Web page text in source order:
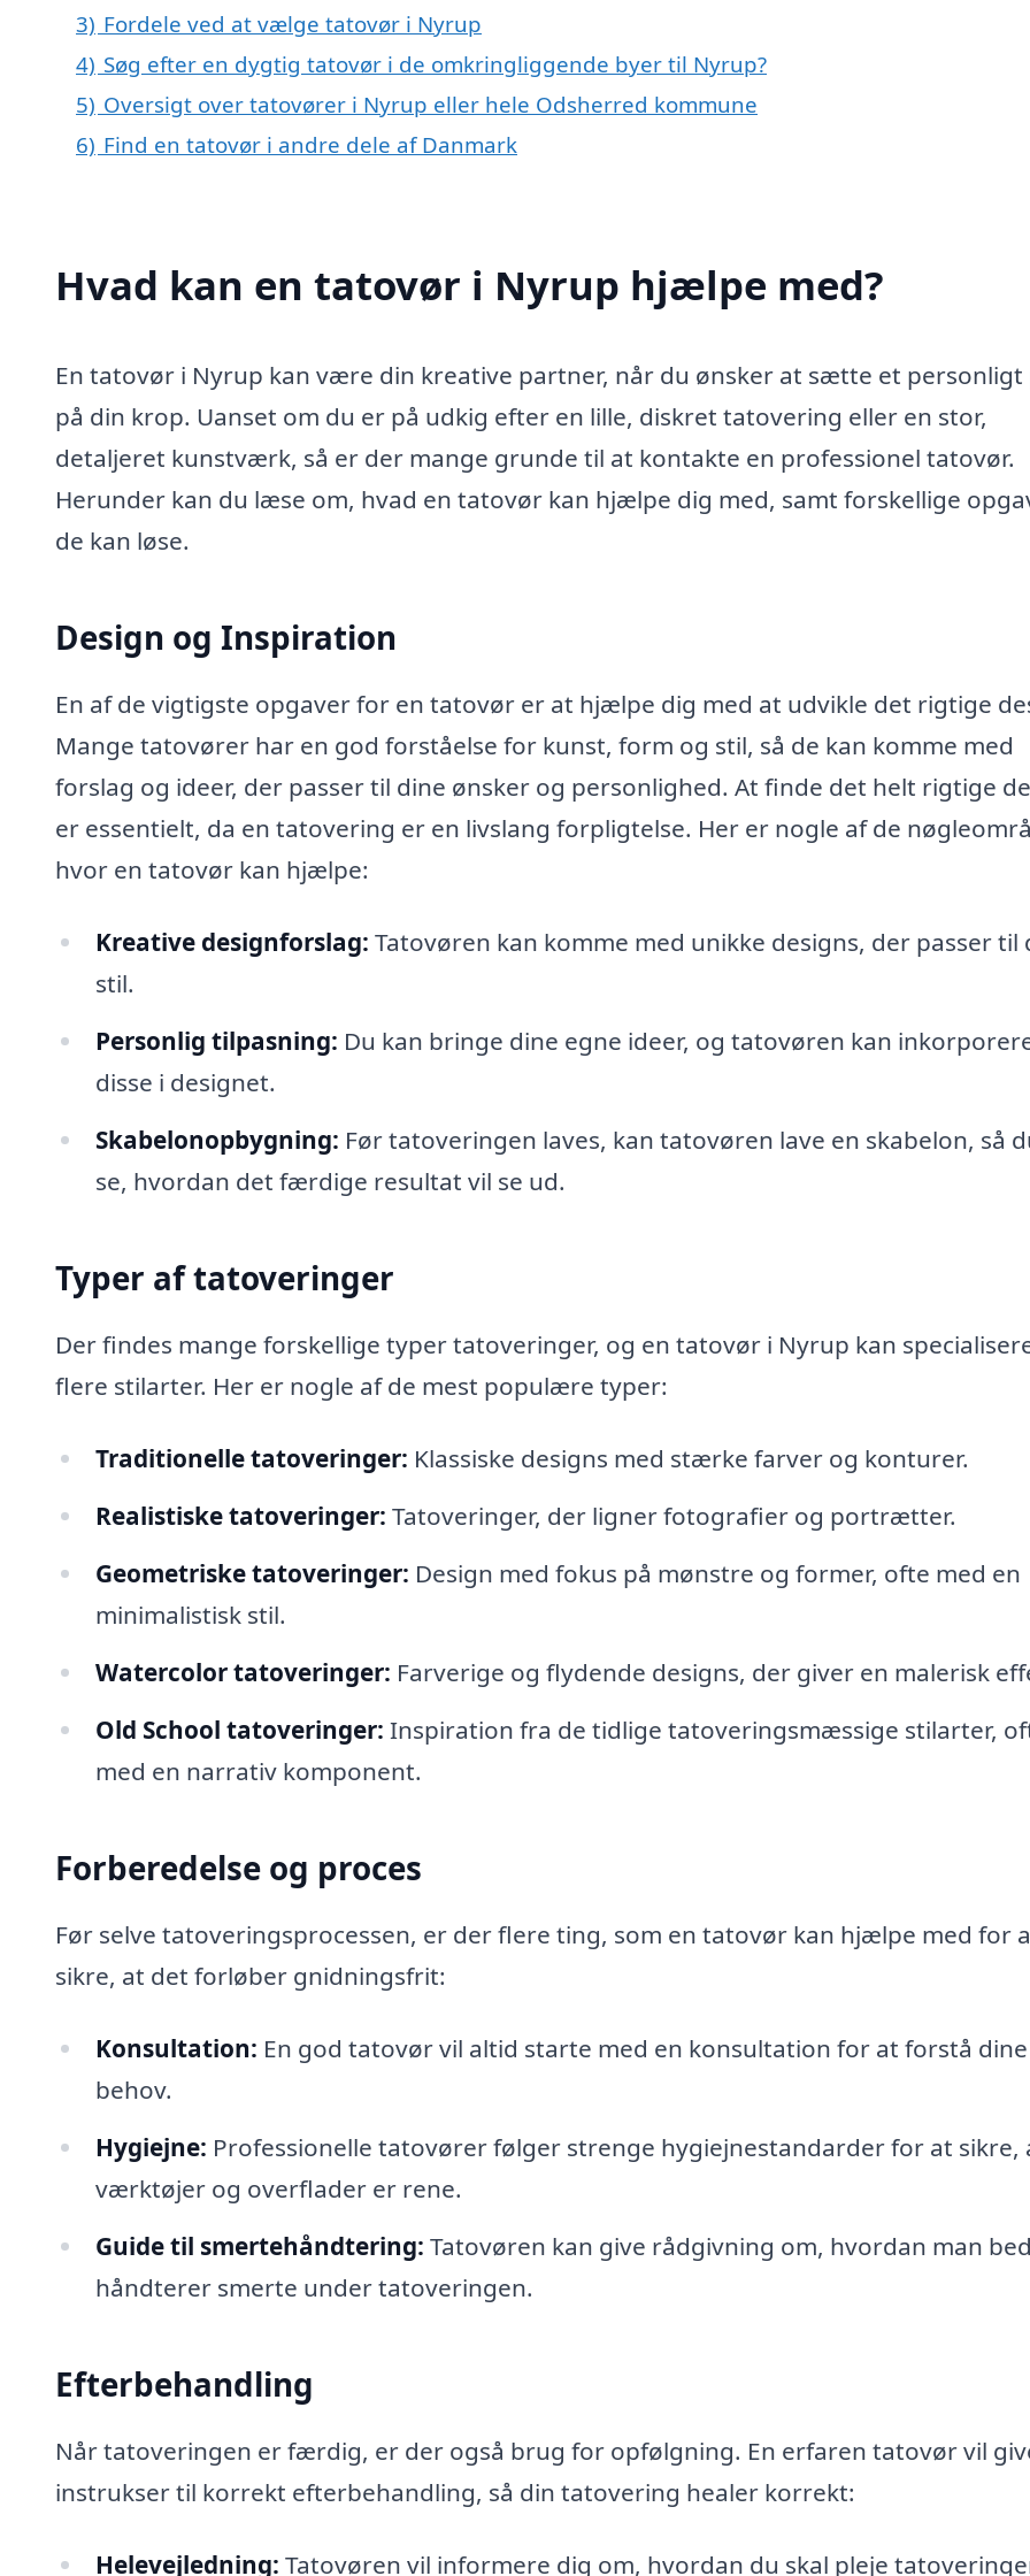
3) Fordele ved at vælge tatovør i Nyrup
4) Søg efter en dygtig tatovør i de omkringliggende byer til Nyrup?
5) Oversigt over tatovører i Nyrup eller hele Odsherred kommune
6) Find en tatovør i andre dele af Danmark
Hvad kan en tatovør i Nyrup hjælpe med?
En tatovør i Nyrup kan være din kreative partner, når du ønsker at sætte et
på din krop. Uanset om du er på udkig efter en lille, diskret tatovering eller en stor,
detaljeret kunstværk, så er der mange grunde til at kontakte en professionel tatovør.
Herunder kan du læse om, hvad en tatovør kan hjælpe dig med, samt forskellige
de kan løse.
Design og Inspiration
En af de vigtigste opgaver for en tatovør er at hjælpe dig med at udvikle det rigtige
Mange tatovører har en god forståelse for kunst, form og stil, så de kan komme med
forslag og ideer, der passer til dine ønsker og personlighed. At finde det helt rigtige
er essentielt, da en tatovering er en livslang forpligtelse. Her er nogle af de
hvor en tatovør kan hjælpe:
Kreative designforslag: Tatovøren kan komme med unikke designs, der passer til
stil.
Personlig tilpasning: Du kan bringe dine egne ideer, og tatovøren kan
disse i designet.
Skabelonopbygning: Før tatoveringen laves, kan tatovøren lave en skabelon, så
se, hvordan det færdige resultat vil se ud.
Typer af tatoveringer
Der findes mange forskellige typer tatoveringer, og en tatovør i Nyrup kan
flere stilarter. Her er nogle af de mest populære typer:
Traditionelle tatoveringer: Klassiske designs med stærke farver og konturer.
Realistiske tatoveringer: Tatoveringer, der ligner fotografier og portrætter.
Geometriske tatoveringer: Design med fokus på mønstre og former, ofte med en
minimalistisk stil.
Watercolor tatoveringer: Farverige og flydende designs, der giver en malerisk
Old School tatoveringer: Inspiration fra de tidlige tatoveringsmæssige stilarter,
med en narrativ komponent.
Forberedelse og proces
Før selve tatoveringsprocessen, er der flere ting, som en tatovør kan hjælpe med for
sikre, at det forløber gnidningsfrit:
Konsultation: En god tatovør vil altid starte med en konsultation for at forstå dine
behov.
Hygiejne: Professionelle tatovører følger strenge hygiejnestandarder for at sikre,
værktøjer og overflader er rene.
Guide til smertehåndtering: Tatovøren kan give rådgivning om, hvordan man
håndterer smerte under tatoveringen.
Efterbehandling
Når tatoveringen er færdig, er der også brug for opfølgning. En erfaren tatovør vil
instrukser til korrekt efterbehandling, så din tatovering healer korrekt:
Helevejledning: Tatovøren vil informere dig om, hvordan du skal pleje